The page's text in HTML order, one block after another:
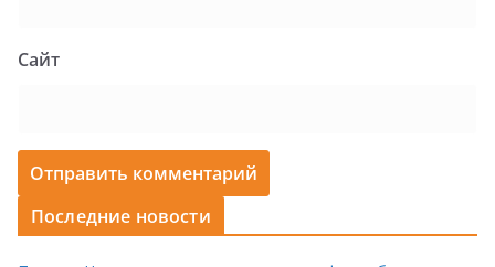
Сайт
Последние новости